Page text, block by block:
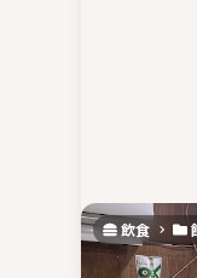
飲食